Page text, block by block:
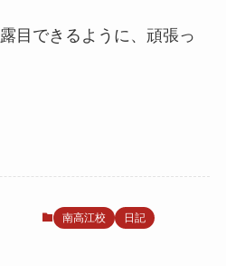
目できるように、頑張っ
南高江校 日記